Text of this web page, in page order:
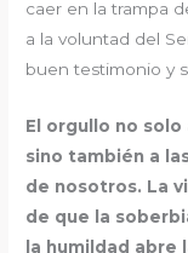
caer en la trampa
a la voluntad del
buen testimonio y
El orgullo no
sino también a
de nosotros. La
de que la
la humildad abre